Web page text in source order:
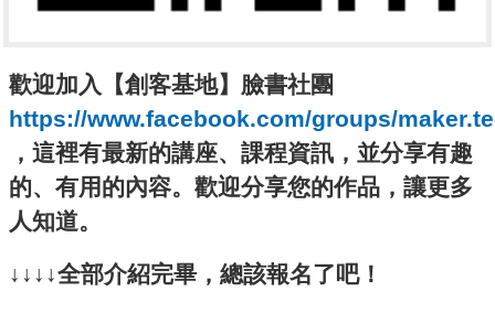
歡迎加入【創客基地】臉書社團
https://www.facebook.com/groups/
，這裡有最新的講座、課程資訊，並分享有趣
的、有用的內容。歡迎分享您的作品，讓更多
人知道。
↓↓↓↓全部介紹完畢，總該報名了吧！